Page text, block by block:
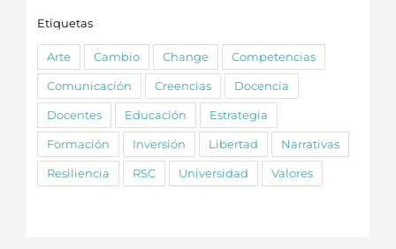
Etiquetas
Arte Cambio Change Competencias
Comunicación Creencias Docencia
Docentes Educación Estrategia
Formación Inversión Libertad Narrativas
Resiliencia RSC Universidad Valores